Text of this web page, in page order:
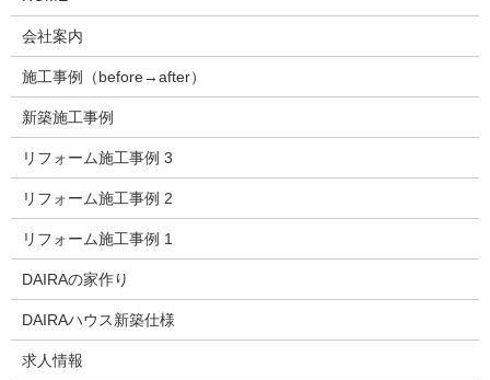
会社案内
施工事例（before→after）
新築施工事例
リフォーム施工事例 3
リフォーム施工事例 2
リフォーム施工事例 1
DAIRAの家作り
DAIRAハウス新築仕様
求人情報